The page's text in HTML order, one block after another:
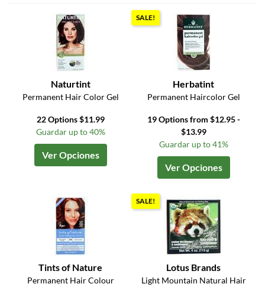
Naturtint
Permanent Hair Color Gel
22 Options $11.99
Guardar up to 40%
Ver Opciones
SALE!
Herbatint
Permanent Haircolor Gel
19 Options from $12.95 -
$13.99
Guardar up to 41%
Ver Opciones
Tints of Nature
Permanent Hair Colour
SALE!
Lotus Brands
Light Mountain Natural Hair